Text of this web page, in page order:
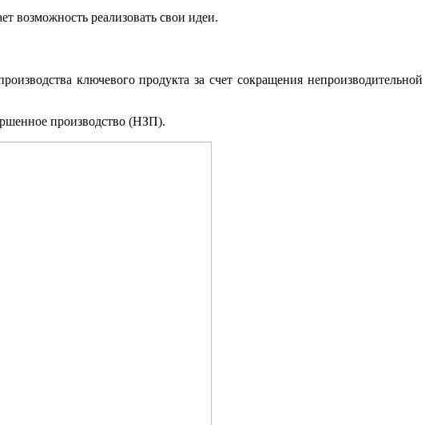
возможность реализовать свои идеи.
ключевого продукта за счет сокращения непроизводительной
производство (НЗП).